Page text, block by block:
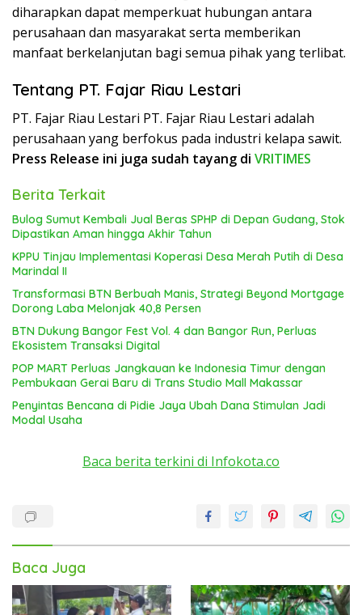
diharapkan dapat memperkuat hubungan antara
perusahaan dan masyarakat serta memberikan
manfaat berkelanjutan bagi semua pihak yang terlibat.
Tentang PT. Fajar Riau Lestari
PT. Fajar Riau Lestari PT. Fajar Riau Lestari adalah
perusahaan yang berfokus pada industri kelapa sawit.
Press Release ini juga sudah tayang di VRITIMES
Berita Terkait
Bulog Sumut Kembali Jual Beras SPHP di Depan Gudang, Stok
Dipastikan Aman hingga Akhir Tahun
KPPU Tinjau Implementasi Koperasi Desa Merah Putih di Desa
Marindal II
Transformasi BTN Berbuah Manis, Strategi Beyond Mortgage
Dorong Laba Melonjak 40,8 Persen
BTN Dukung Bangor Fest Vol. 4 dan Bangor Run, Perluas
Ekosistem Transaksi Digital
POP MART Perluas Jangkauan ke Indonesia Timur dengan
Pembukaan Gerai Baru di Trans Studio Mall Makassar
Penyintas Bencana di Pidie Jaya Ubah Dana Stimulan Jadi
Modal Usaha
Baca berita terkini di Infokota.co
Baca Juga